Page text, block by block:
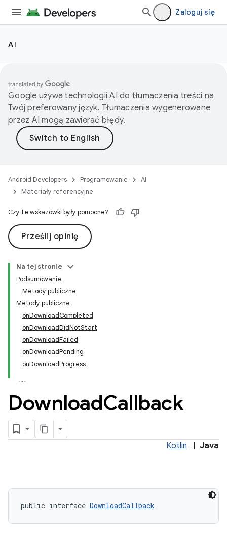
Zaloguj się
AI
Google używa technologii AI do tłumaczenia treści na
Twój preferowany język. Tłumaczenia wygenerowane
przez AI mogą zawierać błędy.
Android Developers Programowanie
AI
Materiały referencyjne
Czy te wskazówki były pomocne?
Prześlij opinię
Na tej stronie
Podsumowanie
Metody publiczne
Metody publiczne
onDownloadCompleted
onDownloadDidNotStart
onDownloadFailed
onDownloadPending
onDownloadProgress
DownloadCallback
Kotlin Java
public interface DownloadCallback